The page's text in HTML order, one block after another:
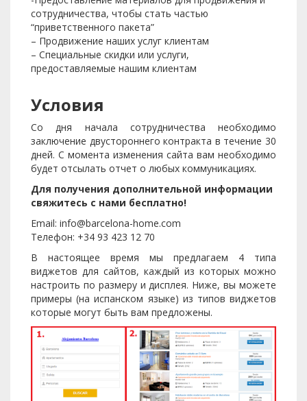
сотрудничества, чтобы стать частью
“приветственного пакета”
– Продвижение наших услуг клиентам
– Специальные скидки или услуги,
предоставляемые нашим клиентам
Условия
Со дня начала сотрудничества необходимо
заключение двустороннего контракта в течение 30
дней. С момента изменения сайта вам необходимо
будет отсылать отчет о любых коммуникациях.
Для получения дополнительной информации
свяжитесь с нами бесплатно!
Email: info@barcelona-home.com
Телефон: +34 93 423 12 70
В настоящее время мы предлагаем 4 типа
виджетов для сайтов, каждый из которых можно
настроить по размеру и дисплея. Ниже, вы можете
примеры (на испанском языке) из типов виджетов
которые могут быть вам предложены.